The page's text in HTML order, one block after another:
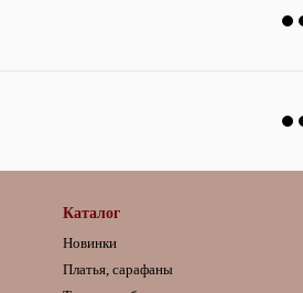
Каталог
Новинки
Платья, сарафаны